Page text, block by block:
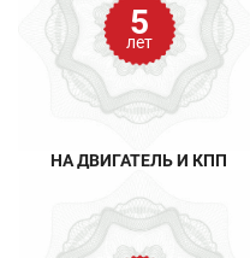
5
лет
НА ДВИГАТЕЛЬ И КПП